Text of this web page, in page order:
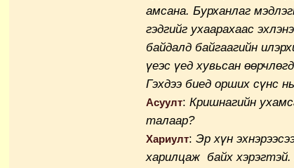
амсана. Бурханлаг
гэдгийг ухаарахаас
байдалд байгаагийн
үеэс үед хувьсан
Гэхдээ биед орших сүнс
Асуулт: Кришнагийн
талаар?
Хариулт: Эр хүн
харилцаж байх